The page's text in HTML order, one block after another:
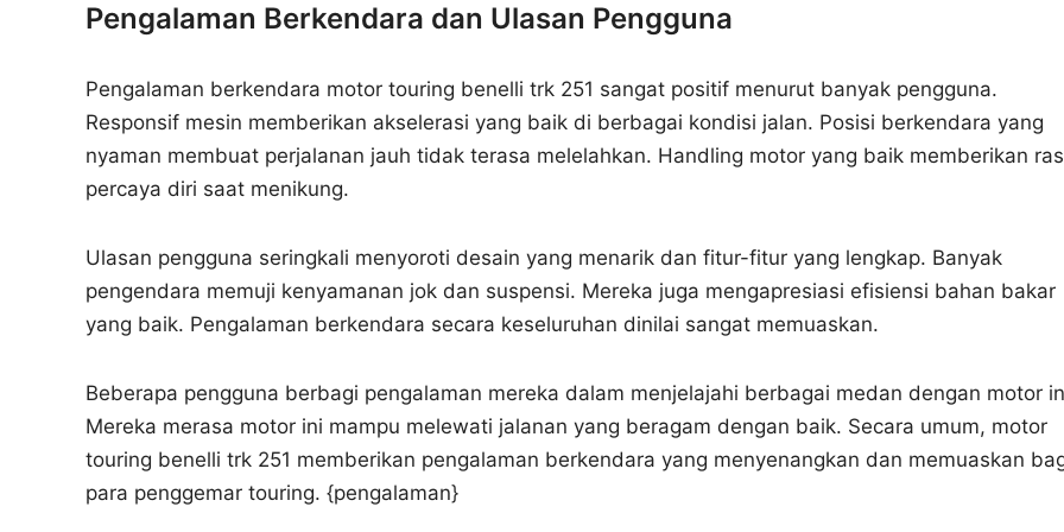
Pengalaman Berkendara dan Ulasan Pengguna
Pengalaman berkendara motor touring benelli trk 251 sangat positif menurut banyak pengguna.
Responsif mesin memberikan akselerasi yang baik di berbagai kondisi jalan. Posisi berkendara yang
nyaman membuat perjalanan jauh tidak terasa melelahkan. Handling motor yang baik memberikan
percaya diri saat menikung.
Ulasan pengguna seringkali menyoroti desain yang menarik dan fitur-fitur yang lengkap. Banyak
pengendara memuji kenyamanan jok dan suspensi. Mereka juga mengapresiasi efisiensi bahan bakar
yang baik. Pengalaman berkendara secara keseluruhan dinilai sangat memuaskan.
Beberapa pengguna berbagi pengalaman mereka dalam menjelajahi berbagai medan dengan motor
Mereka merasa motor ini mampu melewati jalanan yang beragam dengan baik. Secara umum, motor
touring benelli trk 251 memberikan pengalaman berkendara yang menyenangkan dan memuaskan
para penggemar touring. {pengalaman}